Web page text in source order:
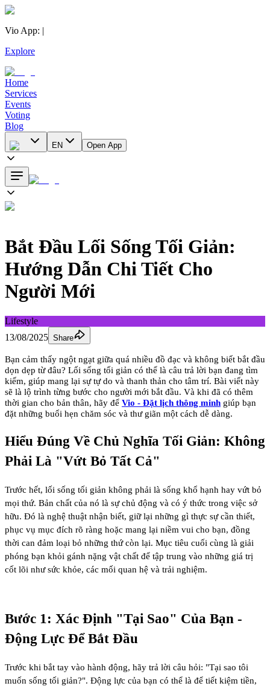
Vio App: |
Explore
Home
Services
Events
Voting
Blog
EN Open App
Bắt Đầu Lối Sống Tối Giản:
Hướng Dẫn Chi Tiết Cho
Người Mới
Lifestyle
13/08/2025 Share
Bạn cảm thấy ngột ngạt giữa quá nhiều đồ đạc và không biết bắt đầu
dọn dẹp từ đâu? Lối sống tối giản có thể là câu trả lời bạn đang tìm
kiếm, giúp mang lại sự tự do và thanh thản cho tâm trí. Bài viết này
sẽ là lộ trình từng bước cho người mới bắt đầu. Và khi đã có thêm
thời gian cho bản thân, hãy để Vio - Đặt lịch thông minh giúp bạn
đặt những buổi hẹn chăm sóc và thư giãn một cách dễ dàng.
Hiểu Đúng Về Chủ Nghĩa Tối Giản: Không
Phải Là "Vứt Bỏ Tất Cả"
Trước hết, lối sống tối giản không phải là sống khổ hạnh hay vứt bỏ
mọi thứ. Bản chất của nó là sự chủ động và có ý thức trong việc sở
hữu. Đó là nghệ thuật nhận biết, giữ lại những gì thực sự cần thiết,
phục vụ mục đích rõ ràng hoặc mang lại niềm vui cho bạn, đồng
thời can đảm loại bỏ những thứ còn lại. Mục tiêu cuối cùng là giải
phóng bạn khỏi gánh nặng vật chất để tập trung vào những giá trị
cốt lõi như sức khỏe, các mối quan hệ và trải nghiệm.
Bước 1: Xác Định "Tại Sao" Của Bạn -
Động Lực Để Bắt Đầu
Trước khi bắt tay vào hành động, hãy trả lời câu hỏi: "Tại sao tôi
muốn sống tối giản?". Động lực của bạn có thể là để tiết kiệm tiền,